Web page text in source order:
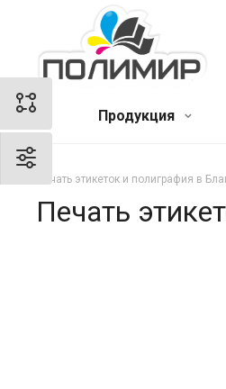
Продукция
Печать этикеток и полиграфия в
Печать